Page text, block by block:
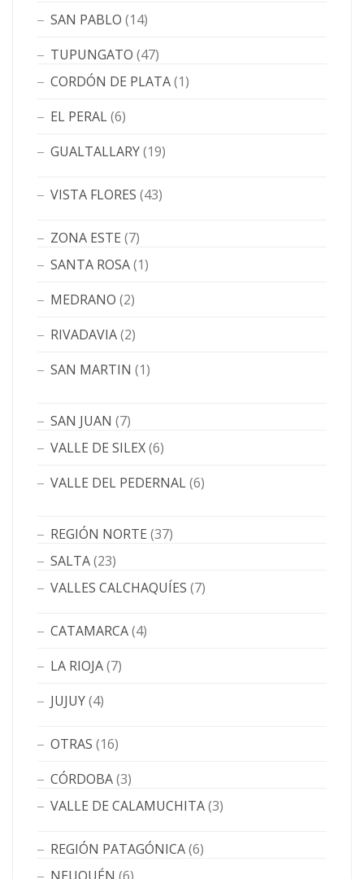
SAN PABLO (14)
TUPUNGATO (47)
CORDÓN DE PLATA(1)
EL PERAL(6)
GUALTALLARY(19)
VISTA FLORES (43)
ZONA ESTE (7)
SANTA ROSA(1)
MEDRANO (2)
RIVADAVIA(2)
SAN MARTIN (1)
SAN JUAN (7)
VALLE DE SILEX(6)
VALLE DEL PEDERNAL(6)
REGIÓN NORTE (37)
SALTA(23)
VALLES CALCHAQUÍES (7)
CATAMARCA(4)
LA RIOJA(7)
JUJUY(4)
OTRAS (16)
CÓRDOBA(3)
VALLE DE CALAMUCHITA(3)
REGIÓN PATAGÓNICA(6)